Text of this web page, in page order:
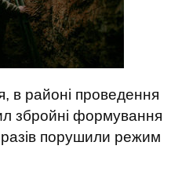
в районі проведення
збройні формування
разів порушили режим